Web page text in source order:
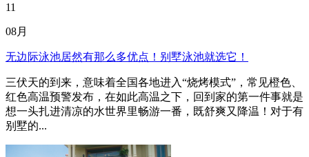
11
08月
无边际泳池居然有那么多优点！别墅泳池就选它！
三伏天的到来，意味着全国各地进入“烧烤模式”，常见橙色、
红色高温预警发布，在如此高温之下，回到家的第一件事就是
想一头扎进清凉的水世界里畅游一番，既舒爽又降温！对于有
别墅的...